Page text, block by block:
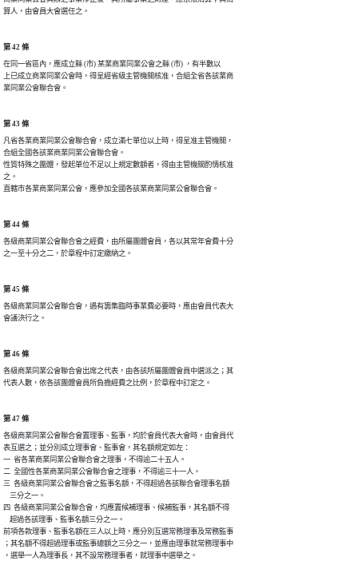
算人，由會員大會選任之。
第 42 條
在同一省區內，應成立縣 (市) 某業商業同業公會之縣 (市) ，有半數以
上已成立商業同業公會時，得呈經省級主管機關核准，合組全省各該業商
業同業公會聯合會。
第 43 條
凡省各業商業同業公會聯合會，成立滿七單位以上時，得呈准主管機關，
合組全國各該業商業同業公會聯合會。
性質特殊之團體，發起單位不足以上規定數額者，得由主管機關酌情核准
之。
直轄市各業商業同業公會，應參加全國各該業商業同業公會聯合會。
第 44 條
各級商業同業公會聯合會之經費，由所屬團體會員，各以其常年會費十分
之一至十分之二，於章程中訂定繳納之。
第 45 條
各級商業同業公會聯合會，遇有籌集臨時事業費必要時，應由會員代表大
會議決行之。
第 46 條
各級商業同業公會聯合會出席之代表，由各該所屬團體會員中選派之；其
代表人數，依各該團體會員所負擔經費之比例，於章程中訂定之。
第 47 條
各級商業同業公會聯合會置理事、監事，均於會員代表大會時，由會員代
表互選之；並分別成立理事會、監事會，其名額規定如左：
一  省各業商業同業公會聯合會之理事，不得逾二十五人。
二  全國性各業商業同業公會聯合會之理事，不得逾三十一人。
三  各級商業同業公會聯合會之監事名額，不得超過各該聯合會理事名額
    三分之一。
四  各級商業同業公會聯合會，均應置候補理事、候補監事，其名額不得
    超過各該理事、監事名額三分之一。
前項各款理事、監事名額在三人以上時，應分別互選常務理事及常務監事
；其名額不得超過理事或監事總額之三分之一，並應由理事就常務理事中
，選舉一人為理事長，其不設常務理事者，就理事中選舉之。